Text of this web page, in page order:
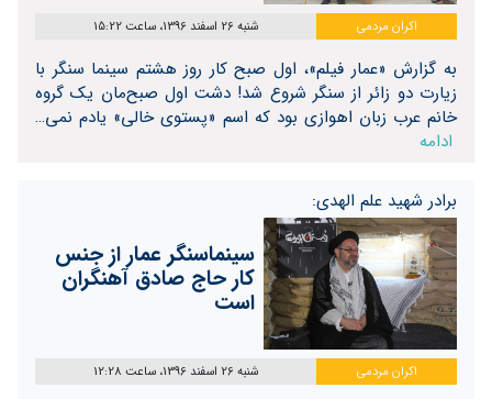
اکران مردمی شنبه 26 اسفند 1396، ساعت 15:22
به گزارش «عمار فیلم»، اول صبح کار روز هشتم سینما سنگر با
زیارت دو زائر از سنگر شروع شد! دشت اول صبح‌مان یک گروه
خانم عرب زبان اهوازی بود که اسم «پستوی خالی» یادم نمی…
ادامه
برادر شهید علم الهدی:
سینماسنگر عمار از جنس
کار حاج صادق آهنگران
است
اکران مردمی شنبه 26 اسفند 1396، ساعت 12:28